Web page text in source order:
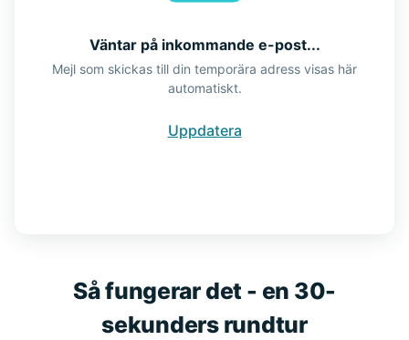
Väntar på inkommande e-post...
Mejl som skickas till din temporära adress visas här
automatiskt.
Uppdatera
Så fungerar det - en 30-
sekunders rundtur